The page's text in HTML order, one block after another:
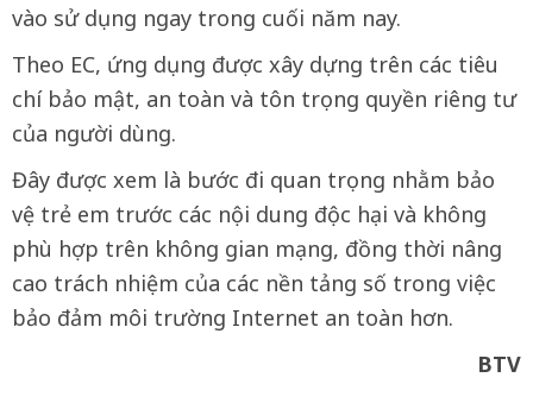
vào sử dụng ngay trong cuối năm nay.
Theo EC, ứng dụng được xây dựng trên các tiêu
chí bảo mật, an toàn và tôn trọng quyền riêng tư
của người dùng.
Đây được xem là bước đi quan trọng nhằm bảo
vệ trẻ em trước các nội dung độc hại và không
phù hợp trên không gian mạng, đồng thời nâng
cao trách nhiệm của các nền tảng số trong việc
bảo đảm môi trường Internet an toàn hơn.
BTV